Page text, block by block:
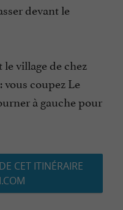
devant le
village de chez
coupez Le
à gauche pour
CET ITINÉRAIRE